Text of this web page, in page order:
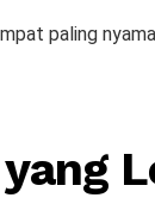
paling